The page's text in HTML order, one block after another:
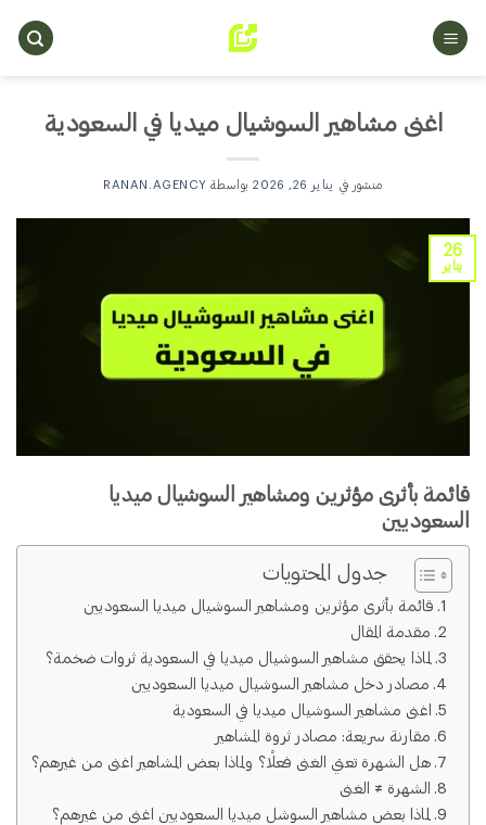
للمحتوى
اغنى مشاهير السوشيال ميديا في السعودية
منشور في يناير 26, 2026 بواسطة RANAN.AGENCY
26
يناير
قائمة بأثرى مؤثرين ومشاهير السوشيال ميديا
السعوديين
جدول المحتويات
قائمة بأثرى مؤثرين ومشاهير السوشيال ميديا السعوديين
مقدمة المقال
لماذا يحقق مشاهير السوشيال ميديا في السعودية ثروات ضخمة؟
مصادر دخل مشاهير السوشيال ميديا السعوديين
اغنى مشاهير السوشيال ميديا في السعودية
مقارنة سريعة: مصادر ثروة المشاهير
هل الشهرة تعني الغنى فعلًا؟ ولماذا بعض المشاهير اغنى من غيرهم؟
الشهرة ≠ الغنى
لماذا بعض مشاهير السوشل ميديا السعوديين اغنى من غيرهم؟